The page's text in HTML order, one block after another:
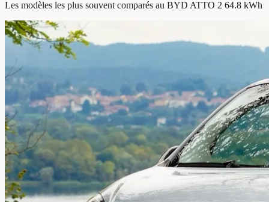
Les modèles les plus souvent comparés au BYD ATTO 2 64.8 kWh